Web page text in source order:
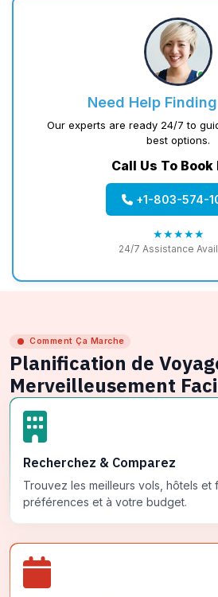
Need Help
Our experts are ready 24/7 to
best options.
Call Us To Book
+1-803-574-
★★★★★
24/7 Assistance
Comment Ça Marche
Planification de
Merveilleusement
Recherchez & Comparez
Trouvez les meilleurs vols, hôtels et
préférences et à votre budget.